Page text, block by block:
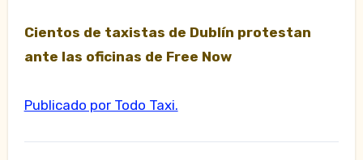
Cientos de taxistas de Dublín protestan
ante las oficinas de Free Now
Publicado por Todo Taxi.